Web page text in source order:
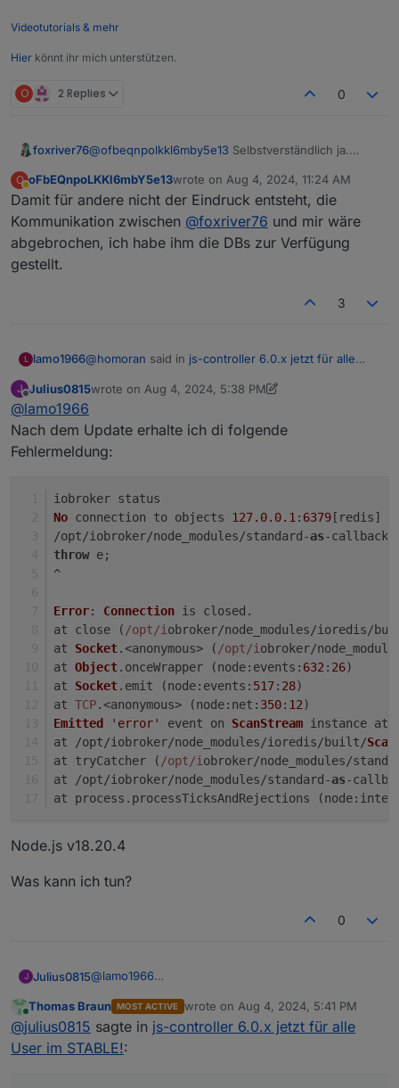
Videotutorials & mehr
Hier könnt ihr mich unterstützen.
O 2 Replies 0
foxriver76@ofbeqnpolkkl6mby5e13 Selbstverständlich ja.
Dienst deiner Wahl. Evtl. kannst du das zip Archiv
auch nochmal zusätzlich verschlüsseln falls du das
möchtest.
O
Away
oFbEQnpoLKKl6mbY5e13wrote on Aug 4, 2024, 11:24 AM
last edited by
Damit für andere nicht der Eindruck entsteht, die
Kommunikation zwischen @foxriver76 und mir wäre
abgebrochen, ich habe ihm die DBs zur Verfügung
gestellt.
3
L lamo1966@homoran said in js-controller 6.0.x jetzt für alle
es geht darum, ob ggf. nur das Zahnrad nicht
die hab ich alle gerade vorhin neu angelegt.
Wie gesagt, ich bin in jeden Datenpunkt rein, der
die oben gezeigten in dem Diagramm links
J
Offline
Julius0815wrote on Aug 4, 2024, 5:38 PM
last edited by Negalein Aug 4, 2024, 9:06 PM
@lamo1966
Nach dem Update erhalte ich di folgende
Fehlermeldung:
iobroker status
No connection to objects 127.0.0.1: 6379 [redis]
/opt/iobroker/node_modules/standard-as-
throw e;
^
Error: Connection is closed.
at close ( /opt/iobroker/node_modules/ioredis/
at Socket.<anonymous> ( /opt/iobroker/
at Object. onceWrapper (node: events : 632: 26)
at Socket. emit (node: events : 517: 28)
at TCP.<anonymous> (node: net : 350: 12)
Emitted
'error' event on ScanStream instance at
at /opt/iobroker/node_modules/ioredis/built/
at tryCatcher ( /opt/iobroker/node_modules/
at /opt/iobroker/node_modules/standard-as-
at process. processTicksAndRejections (node
Node.js v18.20.4
Was kann ich tun?
0
J Julius0815@lamo1966
Fehlermeldung:
iobroker status
No connection to objects
/opt/iobroker/node_modules/standard-as-
Node.js v18.20.4
Online
Thomas Braun MOST ACTIVE wrote on Aug 4, 2024, 5:41 PM
last edited by
@julius0815 sagte in js-controller 6.0.x jetzt für alle
User im STABLE!: